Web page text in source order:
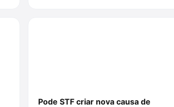
Pode STF criar nova causa de